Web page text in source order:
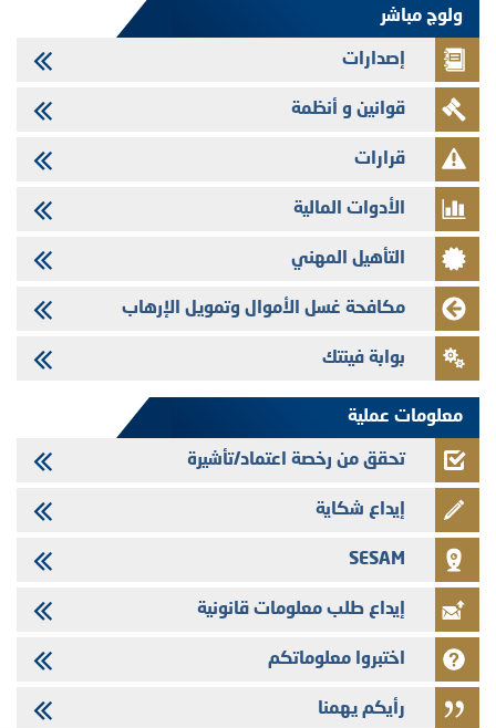
وفابايل - التحيين السنوي لملف المعلومات المتعلق ببرنامج إصدار سندات
شركات التمويل
29/07/2026
تهنئة بمناسبة عيد العرش المجيد
29/07/2026
تنشر الهيئة المغربية لسوق الرساميل العدد الرابع عشر من مجلة سوق الرساميل
28/07/2026
Med Paper - تجاوز حد المساهمة 5%
24/07/2026
سندات شركات التمويل
24/07/2026
Jaida - التحيين السنوي لملف المعلومات المتعلق ببرنامج إصدار سندات
ولوج مباشر
إصدارات
قوانين و أنظمة
قرارات
الأدوات المالية
التأهيل المهني
مكافحة غسل الأموال وتمويل الإرهاب
بوابة فينتك
معلومات عملية
تحقق من رخصة اعتماد/تأشيرة
إيداع شكاية
SESAM
إيداع طلب معلومات قانونية
اختبروا معلوماتكم
رأيكم يهمنا